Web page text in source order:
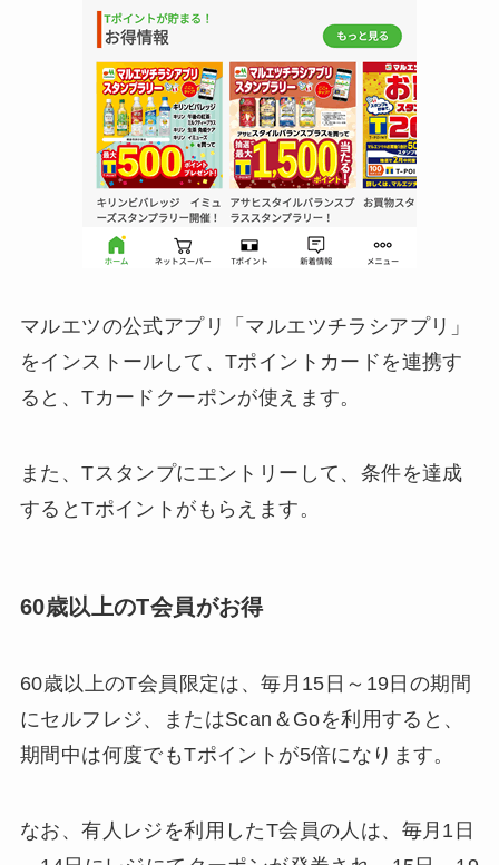
マルエツの公式アプリ「マルエツチラシアプリ」
をインストールして、Tポイントカードを連携す
ると、Tカードクーポンが使えます。
また、Tスタンプにエントリーして、条件を達成
するとTポイントがもらえます。
60歳以上のT会員がお得
60歳以上のT会員限定は、毎月15日～19日の期間
にセルフレジ、またはScan＆Goを利用すると、
期間中は何度でもTポイントが5倍になります。
なお、有人レジを利用したT会員の人は、毎月1日